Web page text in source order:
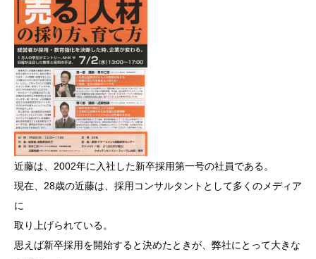
近藤は、2002年に入社した新卒採用第一号の社員である。
現在、28歳の近藤は、採用コンサルタントとして多くのメディア
に
取り上げられている。
思えば新卒採用を開始すると決めたときが、弊社にとって大きな